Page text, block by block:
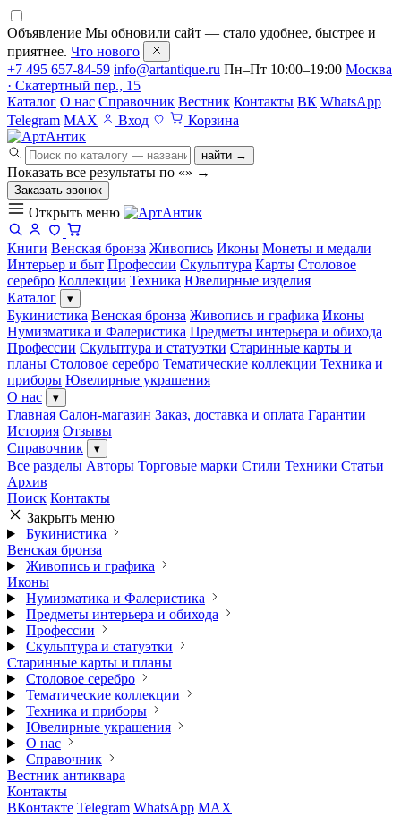
Объявление Мы обновили сайт — стало удобнее, быстрее и
приятнее. Что нового
+7 495 657-84-59 info@artantique.ru Пн–Пт 10:00–19:00 Москва
· Скатертный пер., 15
Каталог О нас Справочник Вестник Контакты ВК WhatsApp
Telegram MAX Вход Корзина
найти →
Показать все результаты по «» →
Заказать звонок
Открыть меню
Книги Венская бронза Живопись Иконы Монеты и медали
Интерьер и быт Профессии Скульптура Карты Столовое
серебро Коллекции Техника Ювелирные изделия
Каталог
▾
Букинистика Венская бронза Живопись и графика Иконы
Нумизматика и Фалеристика Предметы интерьера и обихода
Профессии Скульптура и статуэтки Старинные карты и
планы Столовое серебро Тематические коллекции Техника и
приборы Ювелирные украшения
О нас
▾
Главная Салон-магазин Заказ, доставка и оплата Гарантии
История Отзывы
Справочник
▾
Все разделы Авторы Торговые марки Стили Техники Статьи
Архив
Поиск Контакты
Закрыть меню
Букинистика
Венская бронза
Живопись и графика
Иконы
Нумизматика и Фалеристика
Предметы интерьера и обихода
Профессии
Скульптура и статуэтки
Старинные карты и планы
Столовое серебро
Тематические коллекции
Техника и приборы
Ювелирные украшения
О нас
Справочник
Вестник антиквара
Контакты
ВКонтакте Telegram WhatsApp MAX